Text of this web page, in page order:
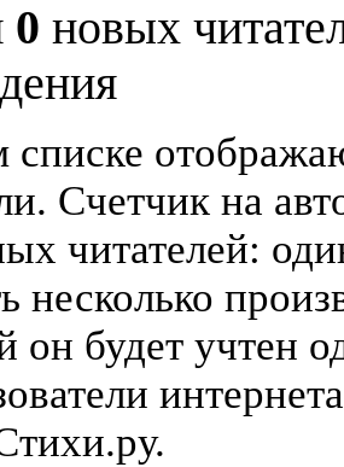
0 новых
Счетчик на
читателей:
несколько
он будет учтен